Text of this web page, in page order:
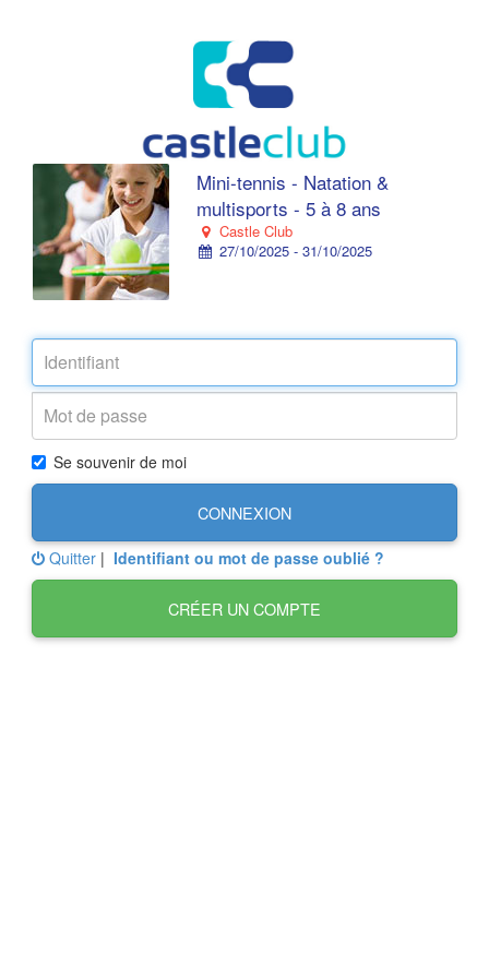
Mini-tennis - Natation &
multisports - 5 à 8 ans
Castle Club
27/10/2025 - 31/10/2025
Se souvenir de moi
CONNEXION
Quitter | Identifiant ou mot de passe oublié ?
CRÉER UN COMPTE